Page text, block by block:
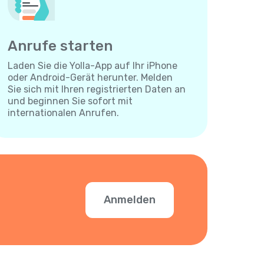
Anrufe starten
Laden Sie die Yolla-App auf Ihr iPhone
oder Android-Gerät herunter. Melden
Sie sich mit Ihren registrierten Daten an
und beginnen Sie sofort mit
internationalen Anrufen.
Anmelden